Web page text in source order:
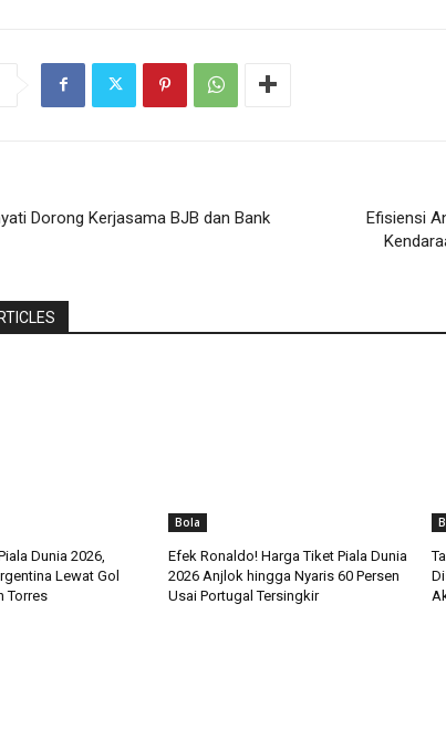
Dorong Kerjasama BJB dan Bank
Efisiensi
Dunia 2026,
Lewat Gol
Torres
Bola
Efek Ronaldo! Harga Tiket Piala Dunia
2026 Anjlok hingga Nyaris 60 Persen
Usai Portugal Tersingkir